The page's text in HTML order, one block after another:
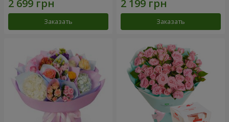
Заказать Заказать